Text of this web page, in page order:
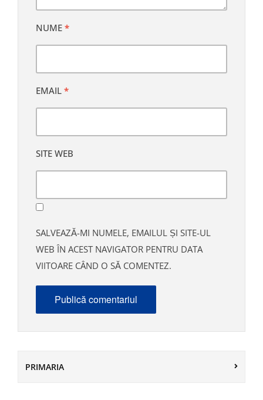
PRIMARIA
NUME *
EMAIL *
SITE WEB
SALVEAZĂ-MI NUMELE, EMAILUL ȘI SITE-UL
WEB ÎN ACEST NAVIGATOR PENTRU DATA
VIITOARE CÂND O SĂ COMENTEZ.